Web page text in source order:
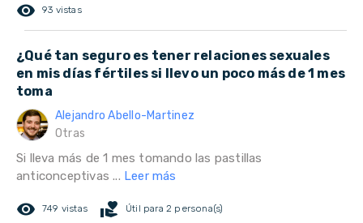
remove_red_eye 93 vistas
¿Qué tan seguro es tener relaciones sexuales
en mis días fértiles si llevo un poco más de 1 mes
toma
Alejandro Abello-Martinez
Otras
Si lleva más de 1 mes tomando las pastillas
anticonceptivas ... Leer más
remove_red_eye 749 vistas volunteer_activism Útil para 2 persona(s)